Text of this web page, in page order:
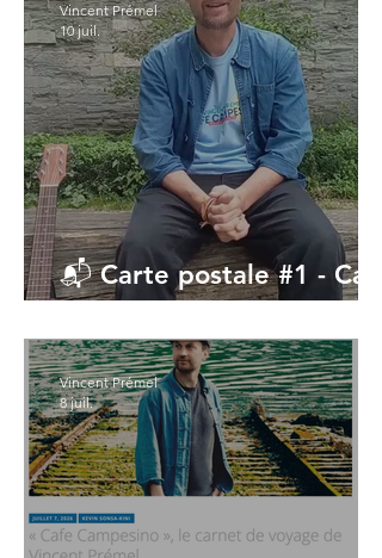
📬 Carte postale #1 - Cafe
Vincent Prémel
10 juil.
Vincent Prémel
8 juil.